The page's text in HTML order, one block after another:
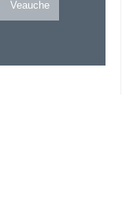
Veauche